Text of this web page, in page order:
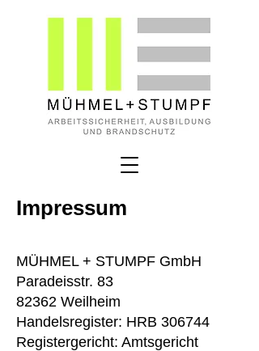
Impressum
MÜHMEL + STUMPF GmbH
Paradeisstr. 83
82362 Weilheim
Handelsregister: HRB 306744
Registergericht: Amtsgericht